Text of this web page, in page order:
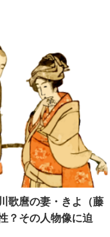
歌麿の妻・きよ（藤
？その人物像に迫